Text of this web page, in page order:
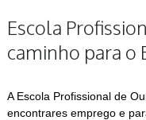
Escola
caminho para o
A Escola Profissional de
encontrares emprego e